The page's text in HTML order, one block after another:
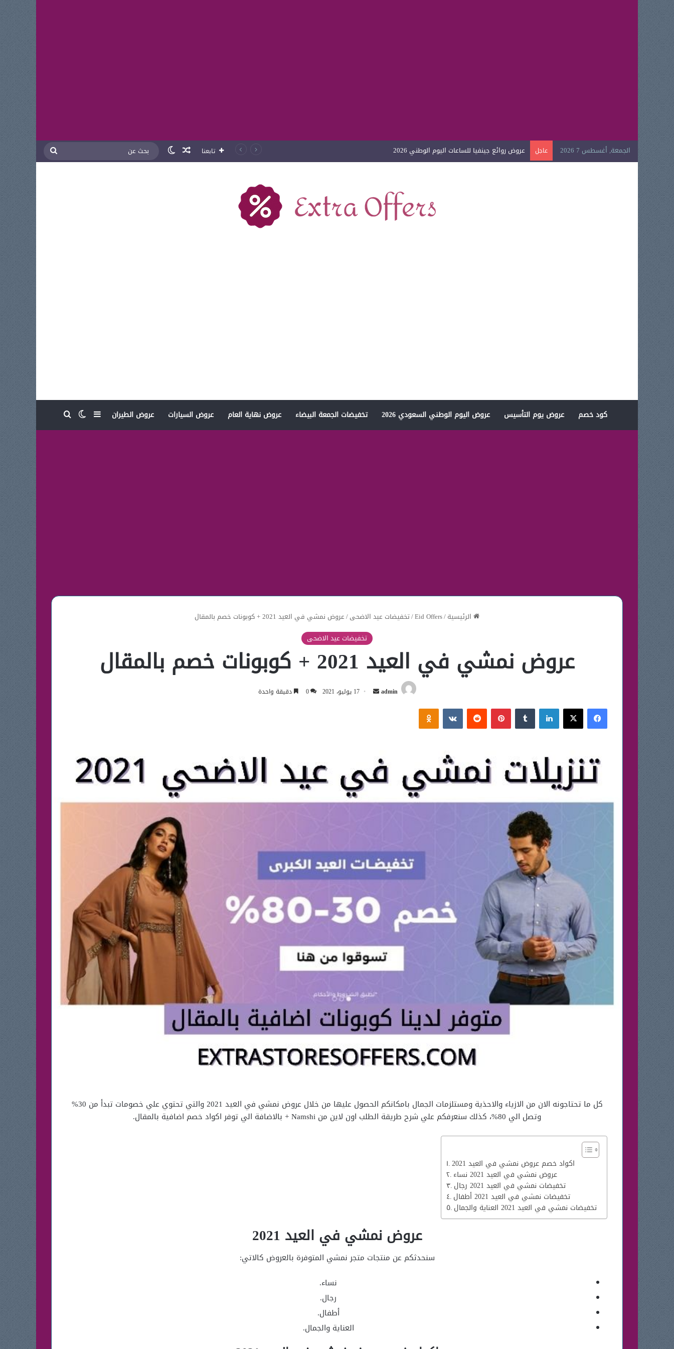
الجمعة, أغسطس 7 2026 عاجل عروض لادون للساعات اليوم الوطني 2026 تابعنا مقال عشوائي
الوضع المظلم
بحث
كود خصم عروض يوم التأسيس عروض اليوم الوطني السعودي 2026 تخفيضات الجمعة البيضاء عروض نهاية العام عروض السيارات عروض الطيران إضافة عمود جانبي
الوضع المظلم
بحث عن
الرئيسية/
Eid Offers
/تخفيضات عيد الاضحى/عروض نمشي في العيد 2021 + كوبونات خصم بالمقال
تخفيضات عيد الاضحى
عروض نمشي في العيد 2021 + كوبونات خصم بالمقال
admin
أرسل 17 يوليو، 2021 0 دقيقة واحدة
فيسبوك‫X لينكدإن بينتيريست Odnoklassniki
كل ما تحتاجونه الان من الازياء والاحذية ومستلزمات الجمال بامكانكم الحصول عليها من خلال عروض نمشي في العيد 2021 والتي تحتوي علي خصومات تبدأ من 30%
وتصل الي 80%، كذلك سنعرفكم علي شرح طريقة الطلب اون لاين من Namshi + بالاضافة الي توفر اكواد خصم اضافية بالمقال.
اكواد خصم عروض نمشي في العيد 2021
عروض نمشي في العيد 2021 نساء
تخفيضات نمشي في العيد 2021 رجال
تخفيضات نمشي في العيد 2021 أطفال
تخفيضات نمشي في العيد 2021 العناية والجمال
عروض نمشي في العيد 2021
سنحدثكم عن منتجات متجر نمشي المتوفرة بالعروض كالاتي:
نساء.
رجال.
أطفال.
العناية والجمال.